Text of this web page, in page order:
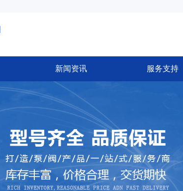
新闻资讯 服务支持